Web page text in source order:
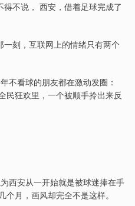
得不说， 西安，借着足球完成了
刻，互联网上的情绪只有两个
不看球的朋友都在激动发圈：
民狂欢里，一个被顺手拎出来反
西安从一开始就是被球迷捧在手
个月，画风却完全不是这样。